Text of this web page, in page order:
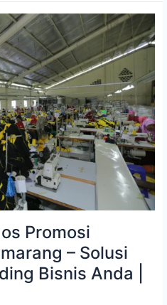
Promosi
– Solusi
Bisnis Anda |